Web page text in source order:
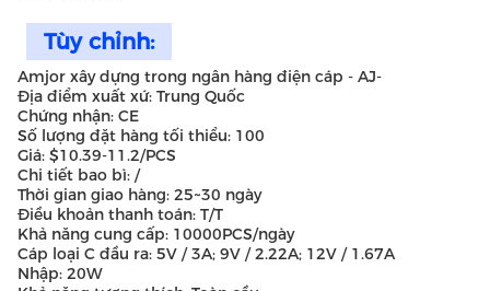
Tùy chỉnh:
Amjor xây dựng trong ngân hàng điện cáp - AJ-
Địa điểm xuất xứ: Trung Quốc
Chứng nhận: CE
Số lượng đặt hàng tối thiểu: 100
Giá: $10.39-11.2/PCS
Chi tiết bao bì: /
Thời gian giao hàng: 25~30 ngày
Điều khoản thanh toán: T/T
Khả năng cung cấp: 10000PCS/ngày
Cáp loại C đầu ra: 5V / 3A; 9V / 2.22A; 12V / 1.67A
Nhập: 20W